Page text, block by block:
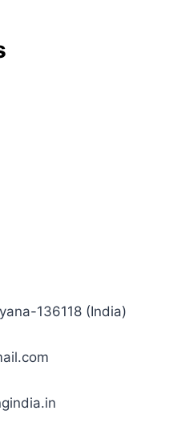
136118 (India)